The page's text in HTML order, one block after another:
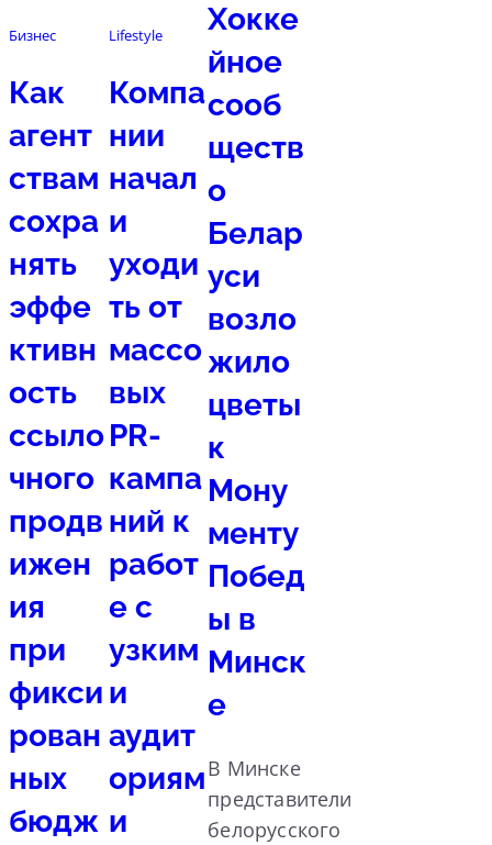
Бизнес
Как
агент
ствам
сохра
нять
эффе
ктивн
ость
ссыло
чного
продв
ижен
ия
при
фикси
рован
ных
бюдж
Lifestyle
Компа
нии
начал
и
уходи
ть от
массо
вых
PR-
кампа
ний к
работ
е с
узким
и
аудит
ориям
и
Хокке
йное
сооб
ществ
о
Белар
уси
возло
жило
цветы
к
Мону
менту
Побед
ы в
Минск
е
В Минске
представители
белорусского